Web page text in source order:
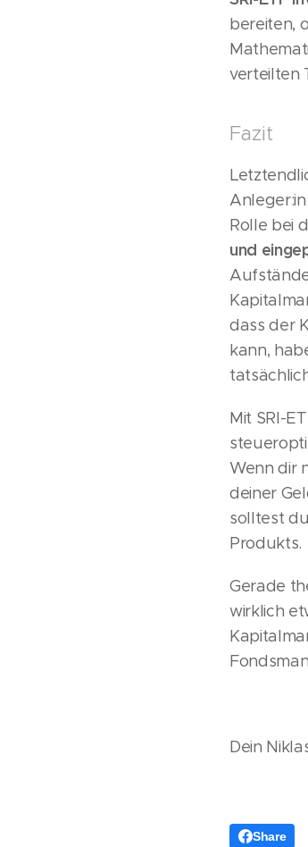
bereiten,
verteilten
Fazit
Rolle bei
und
dass der
kann,
Mit SRI-
Wenn dir
deiner
solltest
Produkts.
Gerade
wirklich
Dein
Share